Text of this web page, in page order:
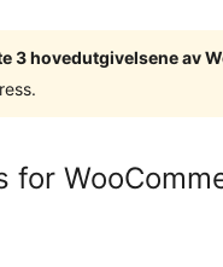
3 hovedutgivelsene av
for